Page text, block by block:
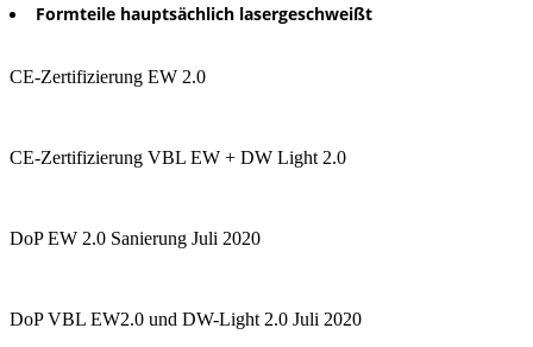
Formteile hauptsächlich lasergeschweißt
CE-Zertifizierung EW 2.0
CE-Zertifizierung VBL EW + DW Light 2.0
DoP EW 2.0 Sanierung Juli 2020
DoP VBL EW2.0 und DW-Light 2.0 Juli 2020